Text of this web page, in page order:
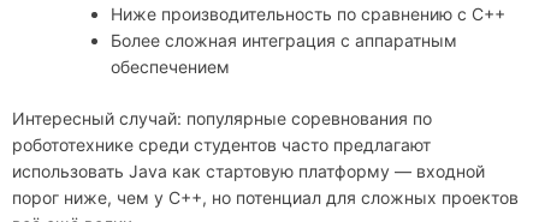
Ниже производительность по сравнению с C++
Более сложная интеграция с аппаратным
обеспечением
Интересный случай: популярные соревнования по
робототехнике среди студентов часто предлагают
использовать Java как стартовую платформу — входной
порог ниже, чем у C++, но потенциал для сложных проектов